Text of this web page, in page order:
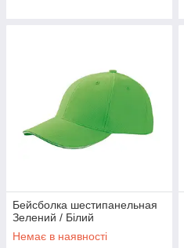
Бейсболка шестипанельная
Зелений / Білий
Немає в наявності